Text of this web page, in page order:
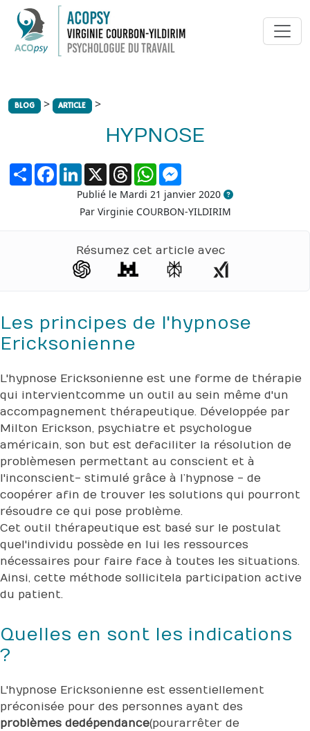
BLOG > ARTICLE >
HYPNOSE
PartagerFacebook
LinkedIn
X ThreadsWhatsApp
Publié le Mardi 21 janvier 2020
Par Virginie COURBON-YILDIRIM
Résumez cet article avec
Les principes de l'hypnose
Ericksonienne
L'hypnose Ericksonienne est une forme de thérapie
qui intervient comme un outil au sein même d'un
accompagnement thérapeutique. Développée par
Milton Erickson, psychiatre et psychologue
américain, son but est de faciliter la résolution de
problèmes en permettant au conscient et à
l'inconscient- stimulé grâce à l’hypnose - de
coopérer afin de trouver les solutions qui pourront
résoudre ce qui pose problème.
Cet outil thérapeutique est basé sur le postulat
que l'individu possède en lui les ressources
nécessaires pour faire face à toutes les situations.
Ainsi, cette méthode sollicite la participation active
du patient.
Quelles en sont les indications
?
L'hypnose Ericksonienne est essentiellement
préconisée pour des personnes ayant des
problèmes de dépendance(pour arrêter de